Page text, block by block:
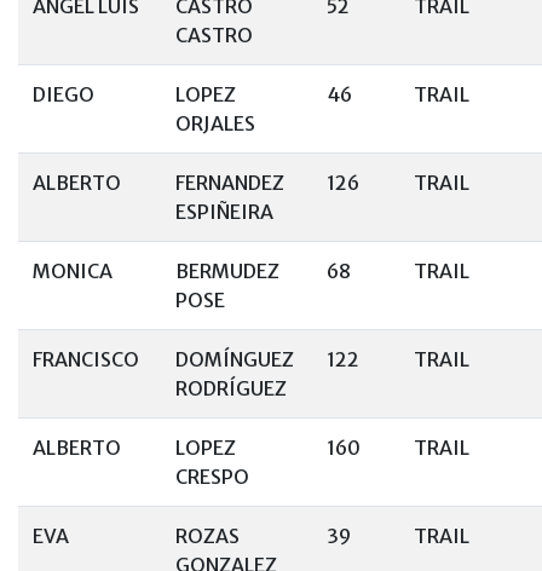
ANGEL LUIS
CASTRO
CASTRO
52 TRAIL
DIEGO
LOPEZ
ORJALES
46 TRAIL
ALBERTO
FERNANDEZ
ESPIÑEIRA
126 TRAIL
MONICA
BERMUDEZ
POSE
68 TRAIL
FRANCISCO
DOMÍNGUEZ
RODRÍGUEZ
122 TRAIL
ALBERTO
LOPEZ
CRESPO
160 TRAIL
EVA
ROZAS
GONZALEZ
39 TRAIL